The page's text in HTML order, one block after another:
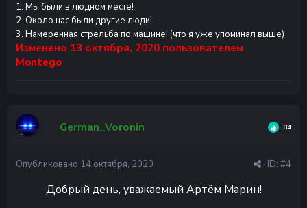
1. Мы были в людном месте!
2. Около нас были другие люди!
3. Намеренная стрельба по машине! (что я уже упоминал выше)
Изменено 13 октября, 2020 пользователем
Montego
German_Voronin 84
· ID: #4
Опубликовано 14 октября, 2020
Добрый день, уважаемый Артём Марин!